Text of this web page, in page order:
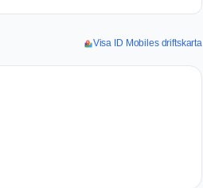
Visa ID Mobiles driftskarta